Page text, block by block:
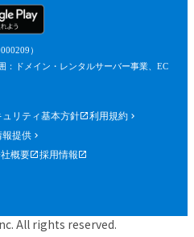
）
：ドメイン・レンタルサーバー事業、EC
ュリティ基本方針
利用規約
報提供
概要 採用情報
All rights reserved.